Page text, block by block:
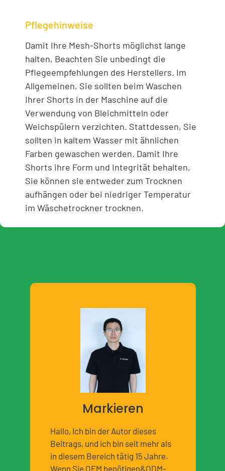
Pflegehinweise
Damit Ihre Mesh-Shorts möglichst lange
halten, Beachten Sie unbedingt die
Pflegeempfehlungen des Herstellers. Im
Allgemeinen, Sie sollten beim Waschen
Ihrer Shorts in der Maschine auf die
Verwendung von Bleichmitteln oder
Weichspülern verzichten. Stattdessen, Sie
sollten in kaltem Wasser mit ähnlichen
Farben gewaschen werden. Damit Ihre
Shorts ihre Form und Integrität behalten,
Sie können sie entweder zum Trocknen
aufhängen oder bei niedriger Temperatur
im Wäschetrockner trocknen.
Markieren
Hallo, Ich bin der Autor dieses
Beitrags, und ich bin seit mehr als
in diesem Bereich tätig 15 Jahre.
Wenn Sie OEM benötigen&ODM-